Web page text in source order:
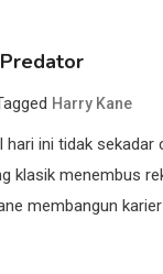
Harry Kane
ini tidak
klasik menembus
membangun